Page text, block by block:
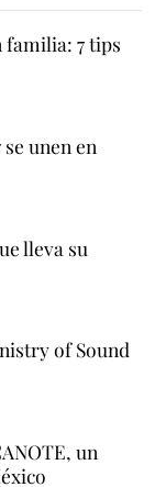
familia: 7 tips
se unen en
lleva su
of Sound
un